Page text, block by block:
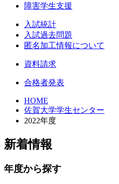
障害学生支援
入試統計
入試過去問題
匿名加工情報について
資料請求
合格者発表
HOME
佐賀大学学生センター
2022年度
新着情報
年度から探す